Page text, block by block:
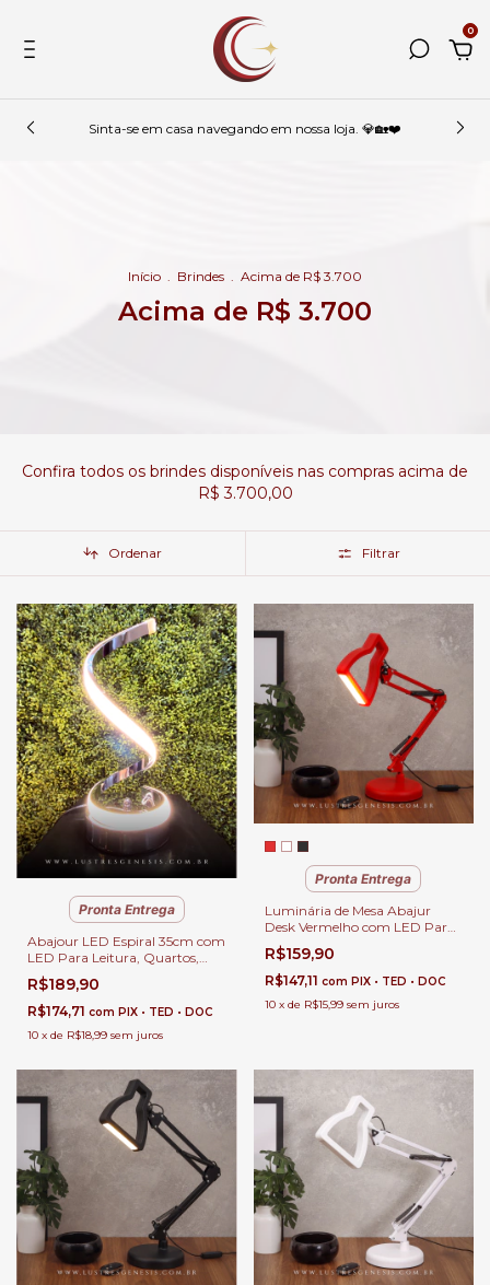
0
Sinta-se em casa navegando em nossa loja. 💎🏡❤️
Início . Brindes . Acima de R$ 3.700
Acima de R$ 3.700
Confira todos os brindes disponíveis nas compras acima de
R$ 3.700,00
Ordenar Filtrar
Pronta Entrega
Abajour LED Espiral 35cm com
LED Para Leitura, Quartos,
Escritório e Escrivaninhas
R$189,90
R$174,71 com PIX • TED • DOC
10 x de R$18,99 sem juros
Pronta Entrega
Luminária de Mesa Abajur
Desk Vermelho com LED Para
Leitura, Quartos, Escritório e
Escrivaninhas GMH • 3D-
VERMELHO
R$159,90
R$147,11 com PIX • TED • DOC
10 x de R$15,99 sem juros